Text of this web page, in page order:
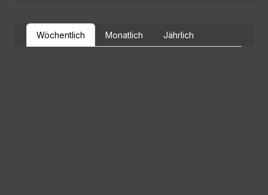
Wöchentlich Monatlich Jährlich